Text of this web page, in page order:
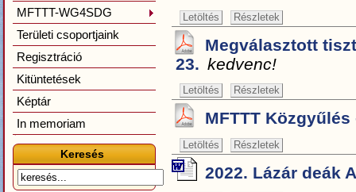
MFTTT-WG4SDG
Területi csoportjaink
Regisztráció
Kitüntetések
Képtár
In memoriam
Keresés
Letöltés Részletek
Megválasztott
23. kedvenc!
Letöltés Részletek
MFTTT
Letöltés Részletek
2022. Lázár deák